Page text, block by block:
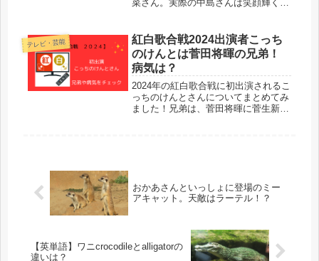
菜さん。実際の中島さんは笑顔輝く高
テレビ・芸能
紅白歌合戦2024出演者こっち
のけんとは菅田将暉の兄弟！
病気は？
2024年の紅白歌合戦に初出演されるこ
っちのけんとさんについてまとめてみ
ました！兄弟は、菅田将暉に菅生新樹
おかあさんといっしょに登場のミー
アキャット。天敵はラーテル！？
【英単語】ワニcrocodileとalligatorの
違いは？